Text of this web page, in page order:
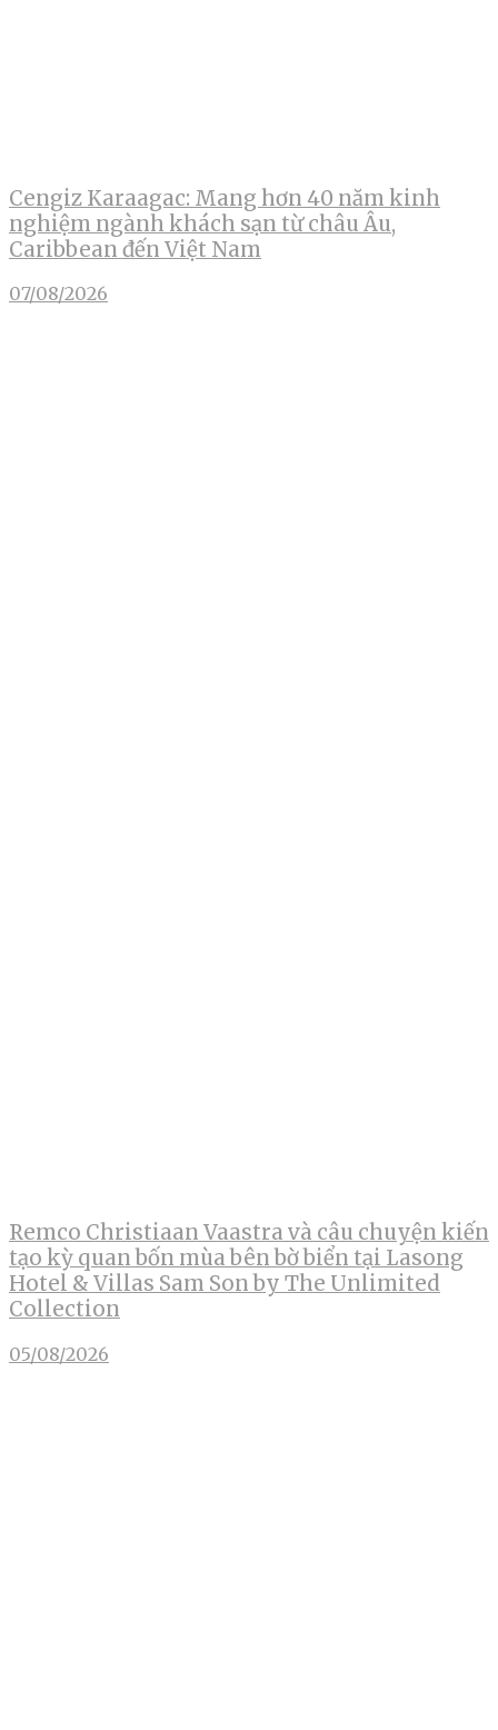
Cengiz Karaagac: Mang hơn 40 năm kinh
nghiệm ngành khách sạn từ châu Âu,
Caribbean đến Việt Nam
07/08/2026
Remco Christiaan Vaastra và câu chuyện kiến
tạo kỳ quan bốn mùa bên bờ biển tại Lasong
Hotel & Villas Sam Son by The Unlimited
Collection
05/08/2026